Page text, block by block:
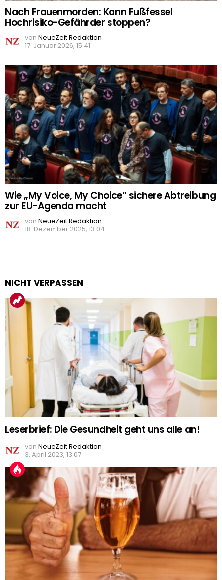
Nach Frauenmorden: Kann Fußfessel
Hochrisiko-Gefährder stoppen?
von NeueZeit Redaktion
17. Januar 2026, 15:41
Wie „My Voice, My Choice“ sichere Abtreibung
zur EU-Agenda macht
von NeueZeit Redaktion
18. Dezember 2025, 13:04
NICHT VERPASSEN
Leserbrief: Die Gesundheit geht uns alle an!
von NeueZeit Redaktion
3. April 2023, 13:07